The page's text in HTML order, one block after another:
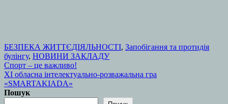
БЕЗПЕКА ЖИТТЄДІЯЛЬНОСТІ, Запобігання та протидія
булінгу, НОВИНИ ЗАКЛАДУ
Навігація
записів
Спорт – це важливо!
XI обласна інтелектуально-розважальна гра
«SMARTAKIADA»
Пошук